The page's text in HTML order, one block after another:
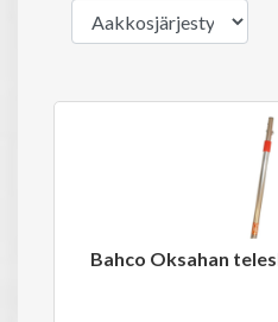
Bahco Oksahan